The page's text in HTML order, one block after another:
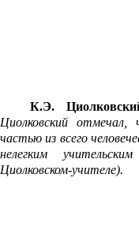
К.Э.
Циолковский
частью из всего
нелегким
Циолковском-учителе).